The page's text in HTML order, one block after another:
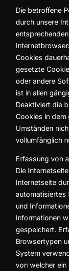
Die betroffene
durch unsere
Cookies
gesetzte
oder andere
ist in allen
Deaktiviert die
Cookies in dem
Umständen
vollumfänglich
Erfassung von
Die
Internetseite
automatisiertes
und
Informationen
gespeichert.
Browsertypen
System
von welcher